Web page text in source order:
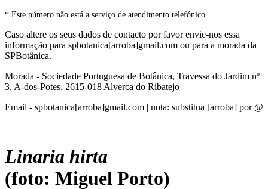
* Este número não está a serviço de atendimento telefónico.
Caso altere os seus dados de contacto por favor envie-nos essa
informação para spbotanica[arroba]gmail.com ou para a morada da
SPBotânica.
Morada - Sociedade Portuguesa de Botânica, Travessa do Jardim nº
3, A-dos-Potes, 2615-018 Alverca do Ribatejo
Email - spbotanica[arroba]gmail.com | nota: substitua [arroba] por @
Linaria hirta
(foto: Miguel Porto)